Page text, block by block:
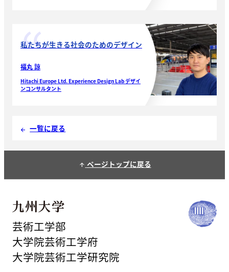
私たちが生きる社会のためのデザイン
福丸 諒
Hitachi Europe Ltd. Experience Design Lab デザイ
ンコンサルタント
arrow_back 一覧に戻る
arrow_upward ページトップに戻る
芸術工学部
大学院芸術工学府
大学院芸術工学研究院